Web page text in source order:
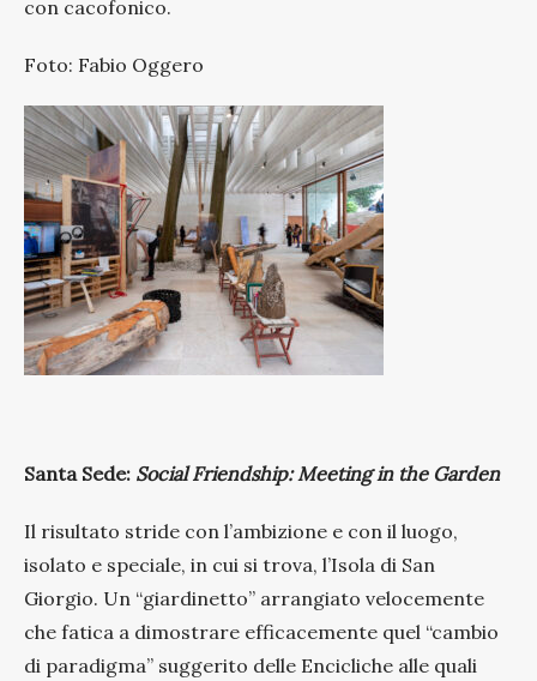
con cacofonico.
Foto: Fabio Oggero
Santa Sede: Social Friendship: Meeting in the Garden
Il risultato stride con l’ambizione e con il luogo,
isolato e speciale, in cui si trova, l’Isola di San
Giorgio. Un “giardinetto” arrangiato velocemente
che fatica a dimostrare efficacemente quel “cambio
di paradigma” suggerito delle Encicliche alle quali